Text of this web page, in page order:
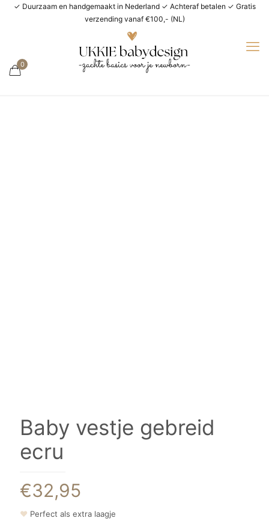
✓ Duurzaam en handgemaakt in Nederland ✓ Achteraf betalen ✓ Gratis
verzending vanaf €100,- (NL)
0
Baby vestje gebreid
ecru
€32,95
❤ Perfect als extra laagje